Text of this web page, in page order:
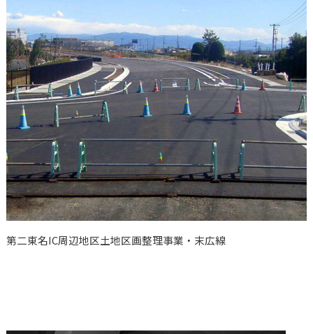
第二東名IC周辺地区土地区画整理事業・末広線